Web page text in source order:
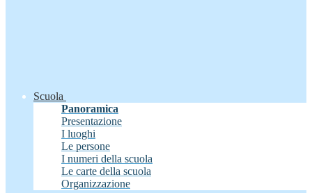
Scuola
Panoramica
Presentazione
I luoghi
Le persone
I numeri della scuola
Le carte della scuola
Organizzazione